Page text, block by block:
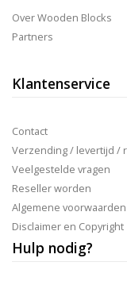
Over Wooden Blocks
Partners
Klantenservice
Contact
Verzending / levertijd /
Veelgestelde vragen
Reseller worden
Algemene voorwaarden
Disclaimer en Copyright
Hulp nodig?